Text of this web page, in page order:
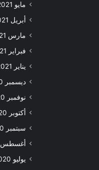
مايو 2021
أبريل 2021
مارس 2021
فبراير 2021
يناير 2021
ديسمبر 2020
نوفمبر 2020
أكتوبر 2020
سبتمبر 2020
أغسطس 2020
يوليو 2020